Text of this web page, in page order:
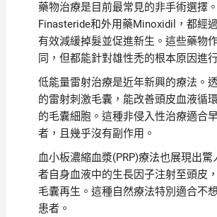
藥物治療是目前最常見的非手術選擇
Finasteride和外用藥Minoxidil，都經
有效減緩掉髮並促進新生。這些藥物
同，但都能針對雄性禿的根本原因進
低能量雷射治療是近年新興的療法。
的雷射刺激毛囊，能改善頭皮血液循
的毛囊細胞。這種非侵入性治療適合
者，且幾乎沒有副作用。
血小板濃縮血漿(PRP)療法也展現出驚
者自身血液中的生長因子注射至頭皮
毛囊再生。這種自然療法特別適合不
患者。